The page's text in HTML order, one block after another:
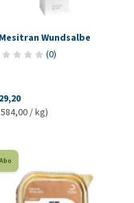
Wundsalbe
(0)
/ kg)
Abo